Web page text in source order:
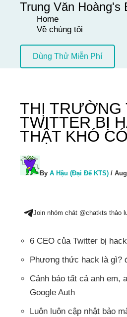
Trung Văn Hoàng's
Home
Về chúng tôi
Dùng Thử Miễn Phí
THỊ TRƯỜNG
TWITTER BỊ
THẬT KHÓ
By A Hậu (Đại Đế KTS) /
Join nhóm chát @chatkts thảo
6 CEO của Twitter bị
Phương thức hack là gì?
Cảnh báo tất cả anh em,
Google Auth
Luôn luôn cập nhật bảo